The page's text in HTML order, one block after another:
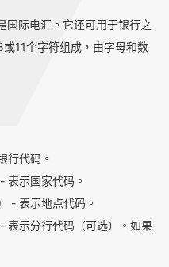
国际电汇。它还可用于银行之
11个字符组成，由字母和数
行代码。
- 表示国家代码。
- 表示地点代码。
- 表示分行代码（可选）。如果